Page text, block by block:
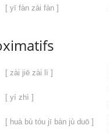
[ yī fàn zài fàn ]
[ zài jiē zài lì ]
[ yí zhì ]
[ huà bù tóu jī bàn jù duō ]